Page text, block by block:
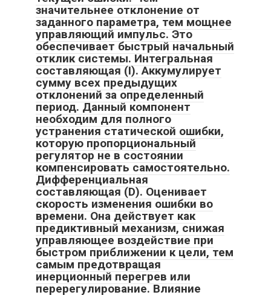
значительнее отклонение от
заданного параметра, тем мощнее
управляющий импульс. Это
обеспечивает быстрый начальный
отклик системы. Интегральная
составляющая (I). Аккумулирует
сумму всех предыдущих
отклонений за определенный
период. Данный компонент
необходим для полного
устранения статической ошибки,
которую пропорциональный
регулятор не в состоянии
компенсировать самостоятельно.
Дифференциальная
составляющая (D). Оценивает
скорость изменения ошибки во
времени. Она действует как
предиктивный механизм, снижая
управляющее воздействие при
быстром приближении к цели, тем
самым предотвращая
инерционный перегрев или
перерегулирование. Влияние